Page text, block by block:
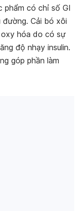
phẩm có chỉ số GI
Cải bó xôi
oxy hóa do có sự
độ nhạy insulin.
góp phần làm